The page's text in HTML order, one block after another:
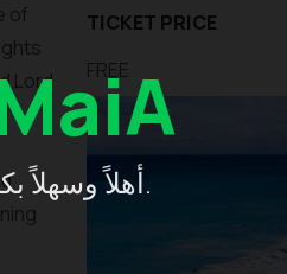
أهلاً وسهلاً بكم في إندونيسيا، استكشفوا بكل يُسر واستمتعوا برحلة مريحة.
of
Lord
TICKET PRICE
FREE